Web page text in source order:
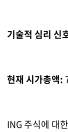
기술적 심리 신
현재 시가총액:
ING 주식에 대